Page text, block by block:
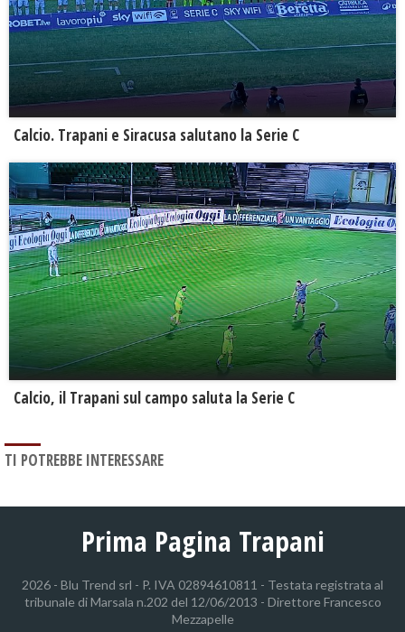
Calcio. Trapani e Siracusa salutano la Serie C
Calcio, il Trapani sul campo saluta la Serie C
TI POTREBBE INTERESSARE
Prima Pagina Trapani
2026 - Blu Trend srl - P. IVA 02894610811 - Testata registrata al
tribunale di Marsala n.202 del 12/06/2013 - Direttore Francesco
Mezzapelle